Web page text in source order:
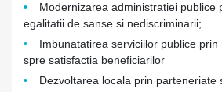
Modernizarea administratiei publice
egalitatii de sanse si nediscriminarii;
Imbunatatirea serviciilor publice
spre satisfactia beneficiarilor
Dezvoltarea locala prin parteneriate